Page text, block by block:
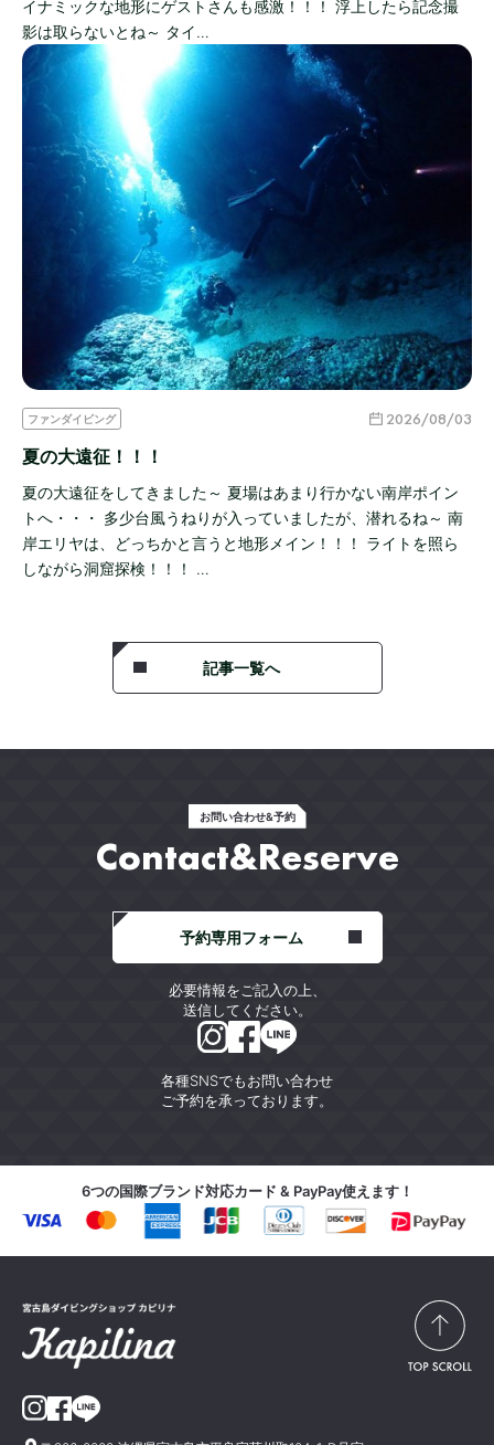
イナミックな地形にゲストさんも感激！！！ 浮上したら記念撮
影は取らないとね～ タイ…
ファンダイビング 2026/08/03
夏の大遠征！！！
夏の大遠征をしてきました～ 夏場はあまり行かない南岸ポイン
トへ・・・ 多少台風うねりが入っていましたが、潜れるね～ 南
岸エリヤは、どっちかと言うと地形メイン！！！ ライトを照ら
しながら洞窟探検！！！ …
記事一覧へ
お問い合わせ&予約
Contact&Reserve
各種SNSでもお問い合わせ
ご予約を承っております。
予約専用フォーム
必要情報をご記入の上、
送信してください。
6つの国際ブランド対応カード & PayPay使えます！